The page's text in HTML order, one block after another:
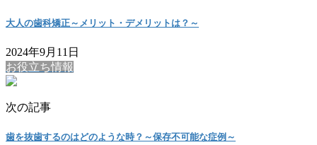
大人の歯科矯正～メリット・デメリットは？～
2024年9月11日
お役立ち情報
次の記事
歯を抜歯するのはどのような時？～保存不可能な症例～